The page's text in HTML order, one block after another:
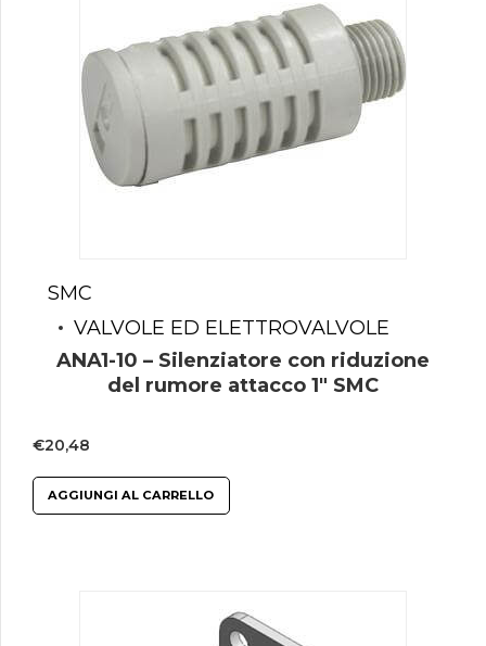
SMC
VALVOLE ED ELETTROVALVOLE
ANA1-10 – Silenziatore con riduzione
del rumore attacco 1″ SMC
€20,48
AGGIUNGI AL CARRELLO